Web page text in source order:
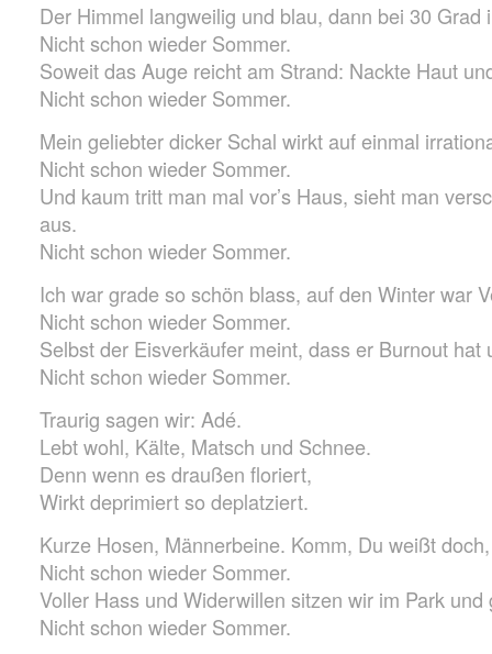
Der Himmel langweilig und blau, dann bei 30 Grad
Nicht schon wieder Sommer.
Soweit das Auge reicht am Strand: Nackte Haut
Nicht schon wieder Sommer.
Mein geliebter dicker Schal wirkt auf einmal
Nicht schon wieder Sommer.
Und kaum tritt man mal vor’s Haus, sieht man
aus.
Nicht schon wieder Sommer.
Ich war grade so schön blass, auf den Winter war
Nicht schon wieder Sommer.
Selbst der Eisverkäufer meint, dass er Burnout hat
Nicht schon wieder Sommer.
Traurig sagen wir: Adé.
Lebt wohl, Kälte, Matsch und Schnee.
Denn wenn es draußen floriert,
Wirkt deprimiert so deplatziert.
Kurze Hosen, Männerbeine. Komm, Du weißt
Nicht schon wieder Sommer.
Voller Hass und Widerwillen sitzen wir im Park und
Nicht schon wieder Sommer.